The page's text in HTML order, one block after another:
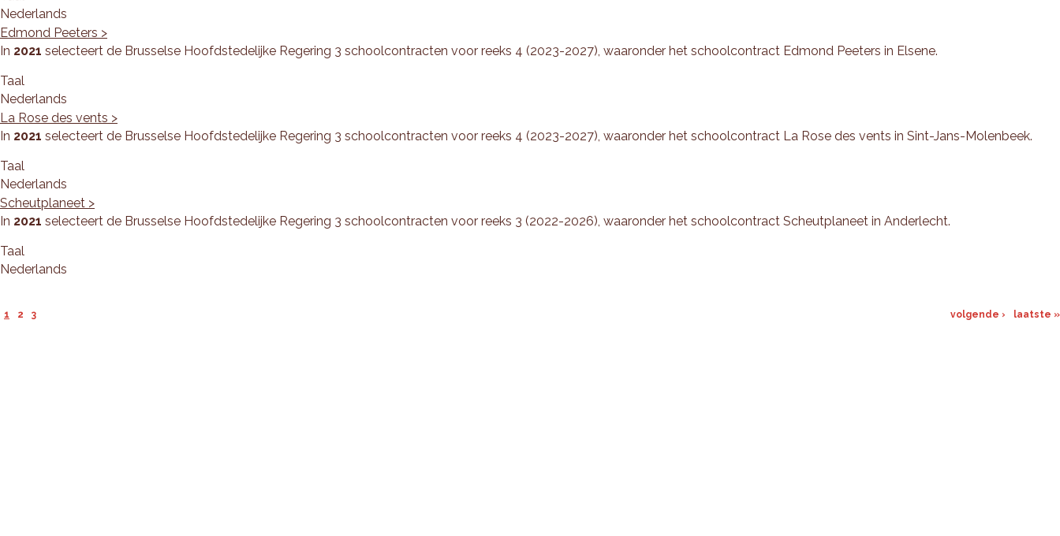
Nederlands
Edmond Peeters >
In 2021 selecteert de Brusselse Hoofdstedelijke Regering 3 schoolcontracten voor reeks 4 (2023-2027), waaronder het schoolcontract Edmond Peeters in Elsene.
Taal
Nederlands
La Rose des vents >
In 2021 selecteert de Brusselse Hoofdstedelijke Regering 3 schoolcontracten voor reeks 4 (2023-2027), waaronder het schoolcontract La Rose des vents in Sint-Jans-Molenbeek.
Taal
Nederlands
Scheutplaneet >
In 2021 selecteert de Brusselse Hoofdstedelijke Regering 3 schoolcontracten voor reeks 3 (2022-2026), waaronder het schoolcontract Scheutplaneet in Anderlecht.
Taal
Nederlands
1 2 3 volgende › laatste »